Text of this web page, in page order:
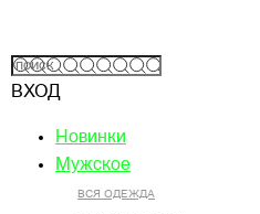
ВХОД
Новинки
Мужское
ВСЯ ОДЕЖДА